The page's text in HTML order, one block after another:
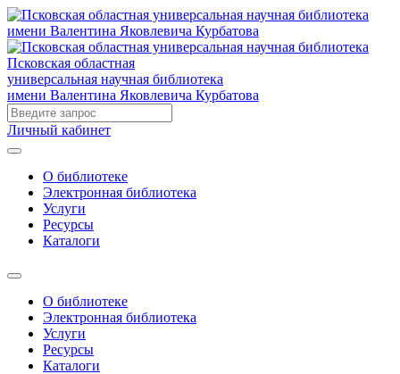
Псковская областная
универсальная научная библиотека
имени Валентина Яковлевича Курбатова
Личный кабинет
О библиотеке
Электронная библиотека
Услуги
Ресурсы
Каталоги
О библиотеке
Электронная библиотека
Услуги
Ресурсы
Каталоги